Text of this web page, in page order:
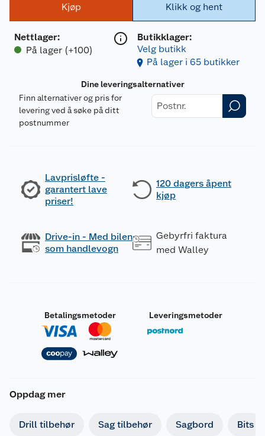
Kjøp
Nettlager:
På lager (+100)
Klikk og hent
Butikklager:
Velg butikk
På lager i 65 butikker
Dine leveringsalternativer
Finn alternativer og pris for
levering ved å søke på ditt
postnummer
Lavprisløfte -
garantert lave
priser!
120 dagers åpent
kjøp
Drive-in - Med bilen
som handlevogn
Gebyrfri faktura
med Walley
Betalingsmetoder Leveringsmetoder
Oppdag mer
Drill tilbehør Sag tilbehør Sagbord Bits